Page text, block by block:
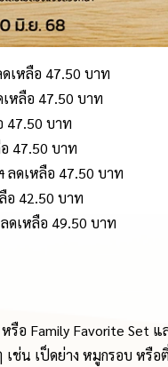
เหลือ 47.50 บาท
เหลือ 47.50 บาท
47.50 บาท
47.50 บาท
ลดเหลือ 47.50 บาท
อ 42.50 บาท
ลดเหลือ 49.50 บาท
อ Family Favorite Set แ
เช่น เป็ดย่าง หมูกรอบ หรื